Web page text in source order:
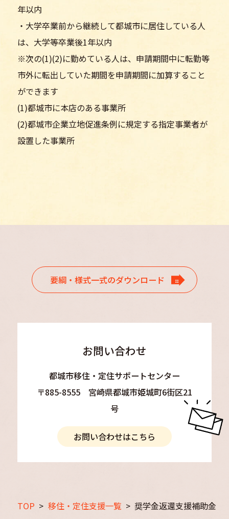
TOP > 移住・定住支援一覧 > 奨学金返還支援補助金
年以内
・大学卒業前から継続して都城市に居住している人
は、大学等卒業後1年以内
※次の(1)(2)に勤めている人は、申請期間中に転勤等
市外に転出していた期間を申請期間に加算すること
ができます
(1)都城市に本店のある事業所
(2)都城市企業立地促進条例に規定する指定事業者が
設置した事業所
要綱・様式一式のダウンロード
お問い合わせ
都城市移住・定住サポートセンター
〒885-8555 宮崎県都城市姫城町6街区21
号
お問い合わせはこちら